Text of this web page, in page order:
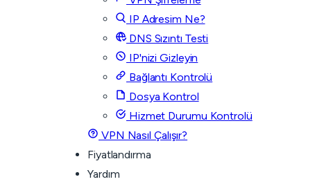
IP Adresim Ne?
DNS Sızıntı Testi
IP'nizi Gizleyin
Bağlantı Kontrolü
Dosya Kontrol
Hizmet Durumu Kontrolü
VPN Nasıl Çalışır?
Fiyatlandırma
Yardım